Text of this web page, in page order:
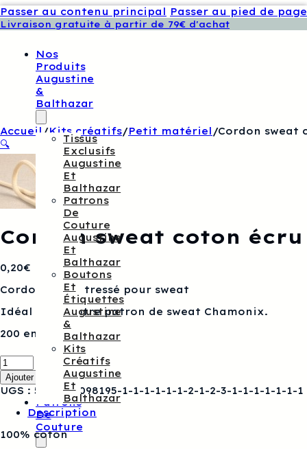
Passer au contenu principal Passer au pied de page
Livraison gratuite à partir de 79€ d'achat
Nos
Produits
Augustine
&
Balthazar
Tissus
Exclusifs
Augustine
Et
Balthazar
Patrons
De
Couture
Augustine
Et
Balthazar
Boutons
Et
Étiquettes
Augustine
&
Balthazar
Kits
Créatifs
Augustine
Et
Balthazar
Patrons
De
Couture
Accueil /Kits créatifs/Petit matériel /Cordon sweat
🔍
Cordon sweat coton écru
0,20€
Cordon coton tressé pour sweat
Idéal pour notre patron de sweat Chamonix.
200 en stock
quantité
de
Cordon
sweat
coton
écru
Ajouter au panier
UGS : 5707304098195-1-1-1-1-1-1-2-1-2-3-1-1-1-1-1-1-1
Description
100% coton